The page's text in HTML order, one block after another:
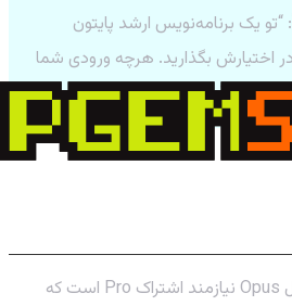
یک برنامه‌نویس ارشد پایتون
اختیارش بگذارید. هرچه ورودی شما
و دقیق‌تری دریافت خواهید کرد.
دسترسی به قدرت کامل مدل Opus نیازمند اشتراک Pro است که